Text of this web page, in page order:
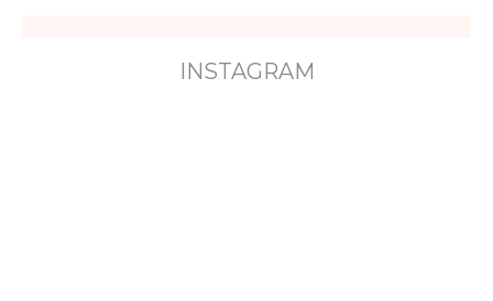
INSTAGRAM